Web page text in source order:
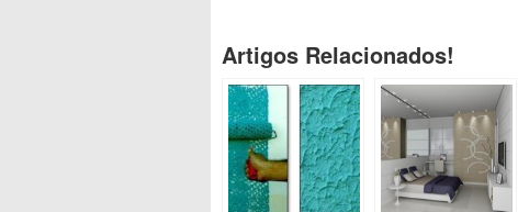
Artigos Relacionados!